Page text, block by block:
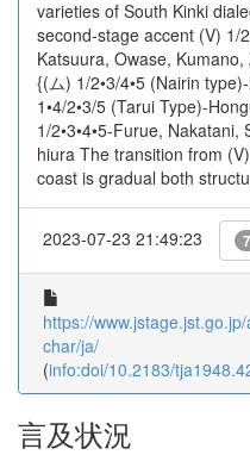
varieties of South Kinki
second-stage accent (V) 1/
Katsuura, Owase,
{(ム) 1/2•3/4•5 (Nairin
1•4/2•3/5 (Tarui Type)-
1/2•3•4•5-Furue, Nakatani,
hiura The transition from
coast is gradual both
2023-07-23 21:49:23
https://
char/ja/
(info:doi/10.2183/
言及状況